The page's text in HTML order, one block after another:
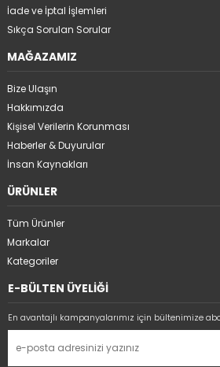
İade ve İptal İşlemleri
Sıkça Sorulan Sorular
MAĞAZAMIZ
Bize Ulaşın
Hakkımızda
Kişisel Verilerin Korunması
Haberler & Duyurular
İnsan Kaynakları
ÜRÜNLER
Tüm Ürünler
Markalar
Kategoriler
E-BÜLTEN ÜYELİĞİ
En avantajlı kampanyalarımız için bültenimize